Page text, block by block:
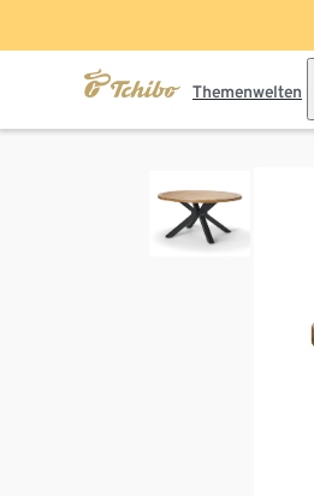
Themenwelten